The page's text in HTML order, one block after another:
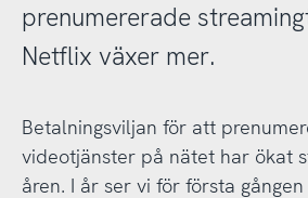
prenumererade
Netflix växer mer.
Betalningsviljan för att
videotjänster på nätet har ökat
åren. I år ser vi för första